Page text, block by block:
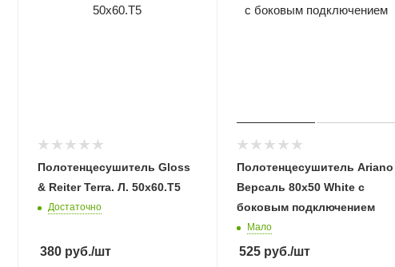
Полотенцесушитель Gloss
& Reiter Terra. Л. 50х60.Т5
Достаточно
380 руб./шт
Полотенцесушитель Ariano
Версаль 80х50 White с
боковым подключением
Мало
525руб./шт